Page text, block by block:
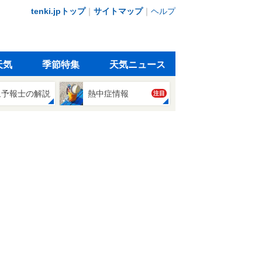
tenki.jpトップ｜ サイトマップ｜ ヘルプ
気 季節特集 天気ニュース
報士の解説 熱中症情報 注目